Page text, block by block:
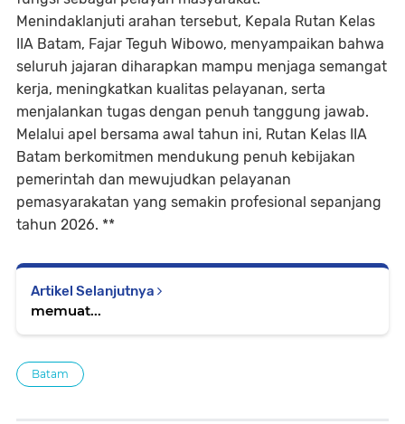
Menindaklanjuti arahan tersebut, Kepala Rutan Kelas
IIA Batam, Fajar Teguh Wibowo, menyampaikan bahwa
seluruh jajaran diharapkan mampu menjaga semangat
kerja, meningkatkan kualitas pelayanan, serta
menjalankan tugas dengan penuh tanggung jawab.
Melalui apel bersama awal tahun ini, Rutan Kelas IIA
Batam berkomitmen mendukung penuh kebijakan
pemerintah dan mewujudkan pelayanan
pemasyarakatan yang semakin profesional sepanjang
tahun 2026. **
Artikel Selanjutnya
memuat...
Batam